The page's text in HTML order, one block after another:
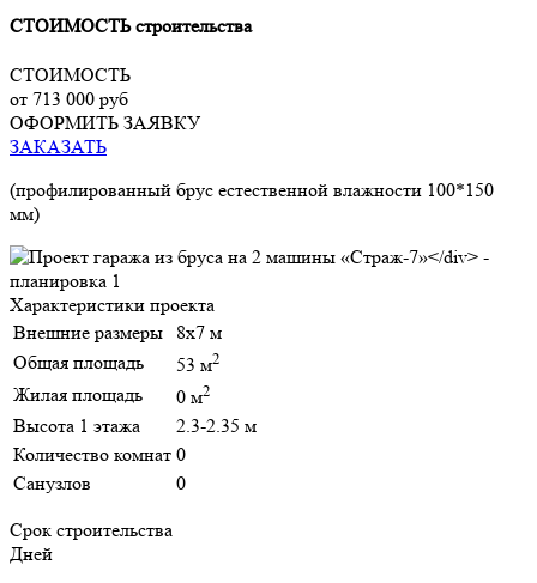
СТОИМОСТЬ строительства
СТОИМОСТЬ
от 713 000 руб
ОФОРМИТЬ ЗАЯВКУ
ЗАКАЗАТЬ
(профилированный брус естественной влажности 100*150
мм)
Характеристики проекта
Внешние размеры
8х7 м
Общая площадь
53 м2
Жилая площадь 0 м2
Высота 1 этажа
2.3-2.35 м
Количество комнат 0
Санузлов
0
Срок строительства
Дней